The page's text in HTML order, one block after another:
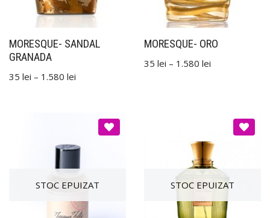
MORESQUE- SANDAL
GRANADA
35 lei – 1.580 lei
MORESQUE- ORO
35 lei – 1.580 lei